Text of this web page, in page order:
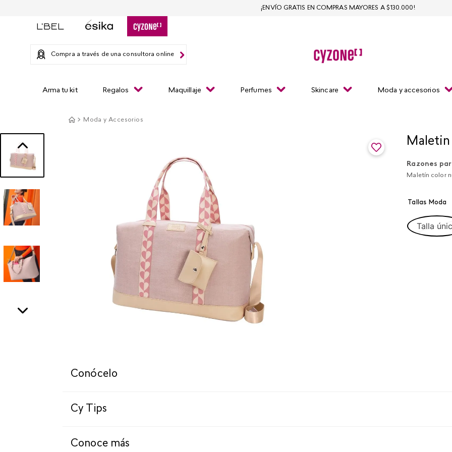
Compra a través de una consultora online
Arma tu kit Regalos Maquillaje Perfumes Skincare Moda y accesorios
¡ENVÍO GRATIS EN COMPRAS MAYORES A $130.000!
Moda y Accesorios
Razones
Maletín color
Tallas Moda
Talla
Conócelo
Cy Tips
Conoce más